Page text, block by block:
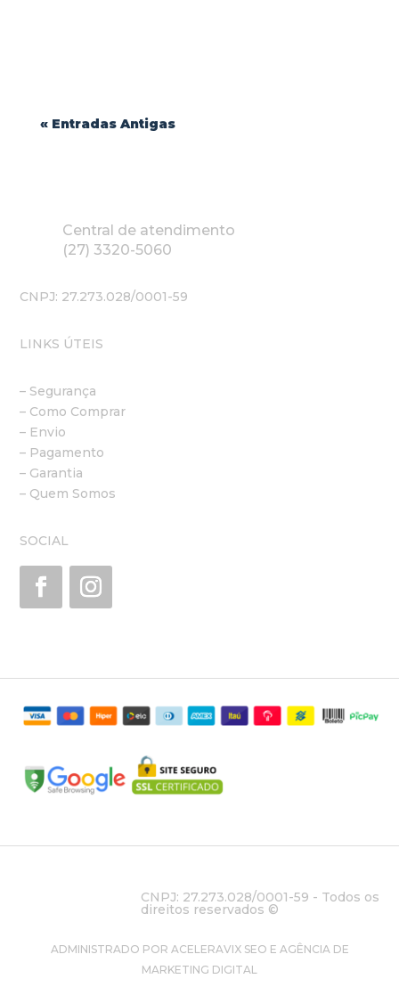
« Entradas Antigas
Central de atendimento
(27) 3320-5060
CNPJ: 27.273.028/0001-59
LINKS ÚTEIS
– Segurança
– Como Comprar
– Envio
– Pagamento
– Garantia
– Quem Somos
SOCIAL
CNPJ: 27.273.028/0001-59 - Todos os
direitos reservados ©
ADMINISTRADO POR ACELERAVIX SEO E AGÊNCIA DE
MARKETING DIGITAL